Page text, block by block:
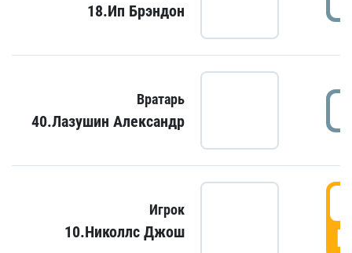
18.Ип Брэндон
Вратарь
40.Лазушин Александр
Игрок
10.Николлс Джош